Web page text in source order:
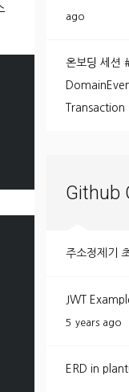
ago
온보딩
Transaction
Github
주소정제기
JWT
5 years ago
ERD in